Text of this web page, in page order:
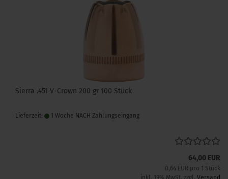
Sierra .451 V-Crown 200 gr 100 Stück
Lieferzeit: 1 Woche NACH Zahlungseingang
64,00 EUR
0,64 EUR pro 1 Stück
inkl. 19% MwSt. zzgl. Versand